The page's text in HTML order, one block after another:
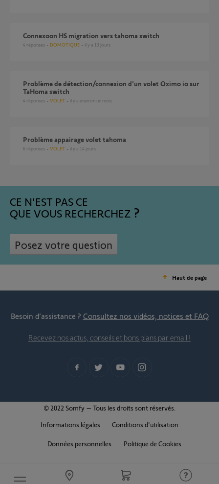
Connexoon HS migration vers tahoma switch
4 réponses DOMOTIQUE il y a 13 jours
Problème de détection/connexion d'un volet Oximo io sur
TaHoma switch
4 réponses VOLET il y a environ un mois
Problème appairage volet tahoma
6 réponses VOLET il y a 14 jours
CE N'EST PAS CE
QUE VOUS RECHERCHEZ
Posez votre question
Haut de page
Besoin d’assistance ? Consultez nos vidéos, notices et FAQ
Recevez nos actus, conseils et bons plans par email !
© 2022 Somfy – Tous les droits sont réservés.
Informations légales
Conditions d'utilisation
Données personnelles Politique de Cookies